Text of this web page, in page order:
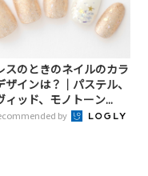
スのときのネイルのカラ
ザインは？｜パステル、
ィッド、モノトーン...
by